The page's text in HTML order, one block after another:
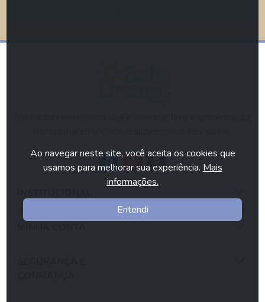
Ao navegar neste site, você aceita os cookies que
usamos para melhorar sua experiência.Mais
informações.
Entendi